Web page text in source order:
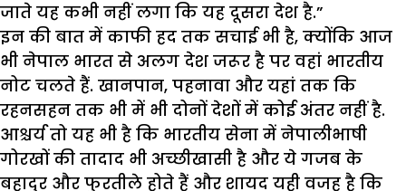
जाते यह कभी नहीं लगा कि यह दूसरा देश है.”
इन की बात में काफी हद तक सचाई भी है, क्योंकि आज
भी नेपाल भारत से अलग देश जरूर है पर वहां भारतीय
नोट चलते हैं. खानपान, पहनावा और यहां तक कि
रहनसहन तक भी में भी दोनों देशों में कोई अंतर नहीं है.
आश्चर्य तो यह भी है कि भारतीय सेना में नेपालीभाषी
गोरखों की तादाद भी अच्छीखासी है और ये गजब के
बहादुर और फुरतीले होते हैं और शायद यही वजह है कि